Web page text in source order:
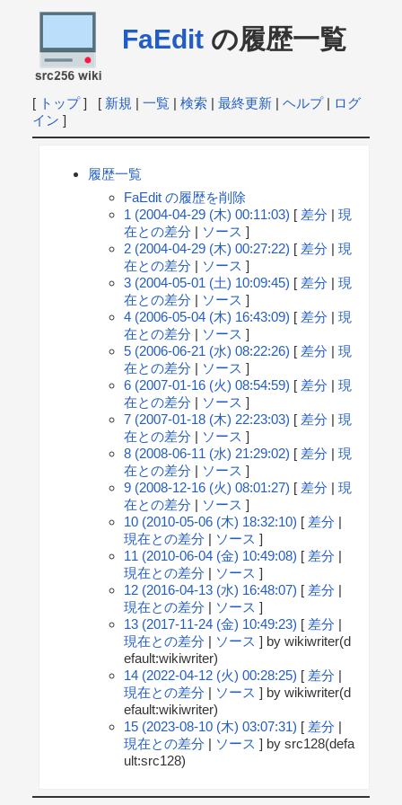
FaEditの履歴一覧
[ トップ] [ 新規 | 一覧| 検索| 最終更新| ヘルプ| ログ
イン ]
履歴一覧
FaEdit の履歴を削除
1 (2004-04-29 (木) 00:11:03) [ 差分 |現
在との差分 | ソース ]
2 (2004-04-29 (木) 00:27:22) [ 差分 |現
在との差分 | ソース ]
3 (2004-05-01 (土) 10:09:45) [ 差分 |現
在との差分 | ソース ]
4 (2006-05-04 (木) 16:43:09) [ 差分 |現
在との差分 | ソース ]
5 (2006-06-21 (水) 08:22:26) [ 差分 |現
在との差分 | ソース ]
6 (2007-01-16 (火) 08:54:59) [ 差分 |現
在との差分 | ソース ]
7 (2007-01-18 (木) 22:23:03) [ 差分 |現
在との差分 | ソース ]
8 (2008-06-11 (水) 21:29:02) [ 差分 |現
在との差分 | ソース ]
9 (2008-12-16 (火) 08:01:27) [ 差分 |現
在との差分 | ソース ]
10 (2010-05-06 (木) 18:32:10) [ 差分 |
現在との差分 | ソース ]
11 (2010-06-04 (金) 10:49:08) [ 差分 |
現在との差分 | ソース ]
12 (2016-04-13 (水) 16:48:07) [ 差分 |
現在との差分 | ソース ]
13 (2017-11-24 (金) 10:49:23) [ 差分 |
現在との差分 | ソース ] by wikiwriter(d
efault:wikiwriter)
14 (2022-04-12 (火) 00:28:25) [ 差分 |
現在との差分 | ソース ] by wikiwriter(d
efault:wikiwriter)
15 (2023-08-10 (木) 03:07:31) [ 差分 |
現在との差分 | ソース ] by src128(defa
ult:src128)